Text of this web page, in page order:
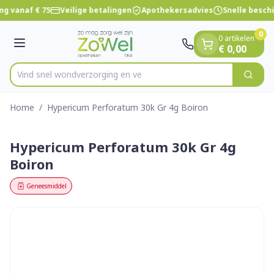
Ga naar de inhoud
1 van 1
vanaf € 75 Veilige betalingen Apothekersadvies Snelle
Menu
Product, merk, categorie...
Vind snel wondverzorgi Zoek
0 artikelen
€ 0,00
0
Home / Hypericum Perforatum 30k Gr 4g Boiron
Hypericum Perforatum 30k Gr 4g
Boiron
Geneesmiddel